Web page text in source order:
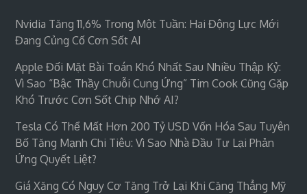
Nvidia Tăng 11,6% Trong Một Tuần: Hai Động Lực Mới
Đang Củng Cố Cơn Sốt AI
Apple Đối Mặt Bài Toán Khó Nhất Sau Nhiều Thập Kỷ:
Vì Sao “bậc Thầy Chuỗi Cung Ứng” Tim Cook Cũng Gặp
Khó Trước Cơn Sốt Chip Nhớ AI?
Tesla Có Thể Mất Hơn 200 Tỷ USD Vốn Hóa Sau Tuyên
Bố Tăng Mạnh Chi Tiêu: Vì Sao Nhà Đầu Tư Lại Phản
Ứng Quyết Liệt?
Giá Xăng Có Nguy Cơ Tăng Trở Lại Khi Căng Thẳng Mỹ